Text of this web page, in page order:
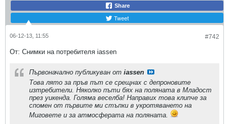
Share
Tweet
#742
06-12-13, 11:55
От: Снимки на потребителя iassen
Първоначално публикуван от iassen
Това лято за пръв път се срещнах с депроновите
изтребители. Няколко пъти бях на поляната в Младост
през уикенда. Голяма веселба! Направих това клипче за
спомен от първите ми стъпки в укротяването на
Миговете и за атмосферата на поляната.